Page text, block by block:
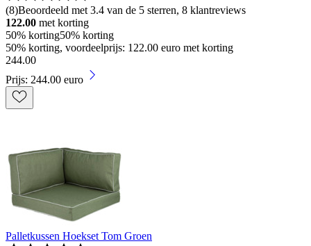
(8)Beoordeeld met 3.4 van de 5 sterren, 8 klantreviews
122.00 met korting
50% korting50% korting
50% korting, voordeelprijs: 122.00 euro met korting
244.00
Prijs: 244.00 euro
Palletkussen Hoekset Tom Groen